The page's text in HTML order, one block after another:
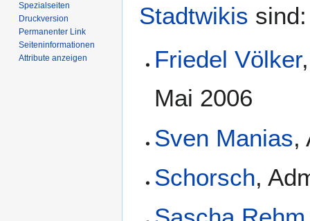
Stadtwikis sind:
Friedel Völker
Mai 2006
Sven Manias,
Schorsch,
Spezialseiten
Druckversion
Permanenter Link
Seiten­­informationen
Attribute anzeigen